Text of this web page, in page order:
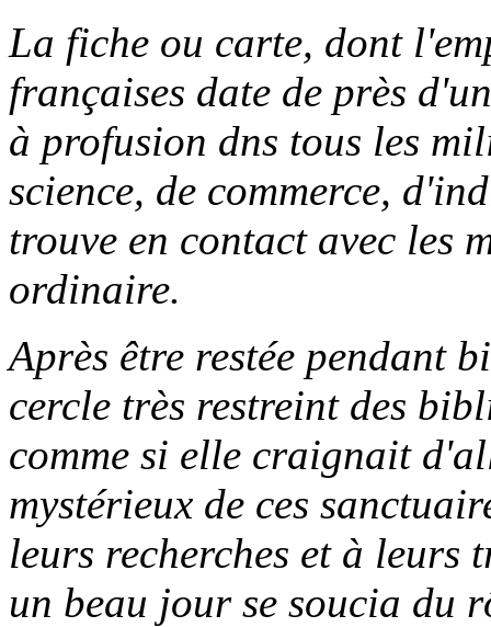
La fiche ou carte, dont
françaises date de près
à profusion dns tous les
science, de commerce,
trouve en contact avec les
ordinaire.
Après être restée pendant
cercle très restreint des
comme si elle craignait
mystérieux de ces
leurs recherches et à leurs
un beau jour se soucia du